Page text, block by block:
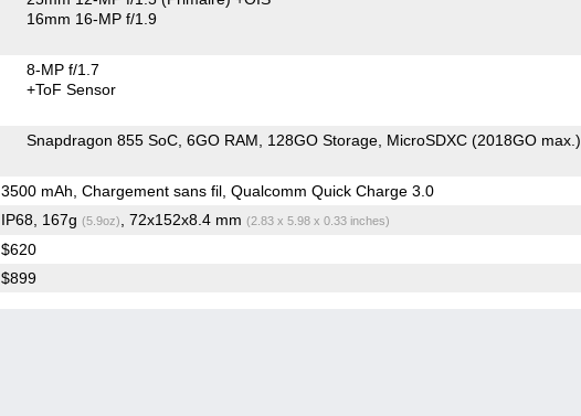
16mm 16-MP f/1.9
8-MP f/1.7
+ToF Sensor
Snapdragon 855 SoC 6GO RAM 128GO Storage MicroSDXC (2018GO max.)
3500 mAh, Chargement sans fil, Qualcomm Quick Charge 3.0
IP68, 167g (5.9oz) , 72x152x8.4 mm (2.83 x 5.98 x 0.33 inches)
$620
$899